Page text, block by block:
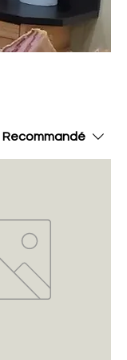
Recommandé